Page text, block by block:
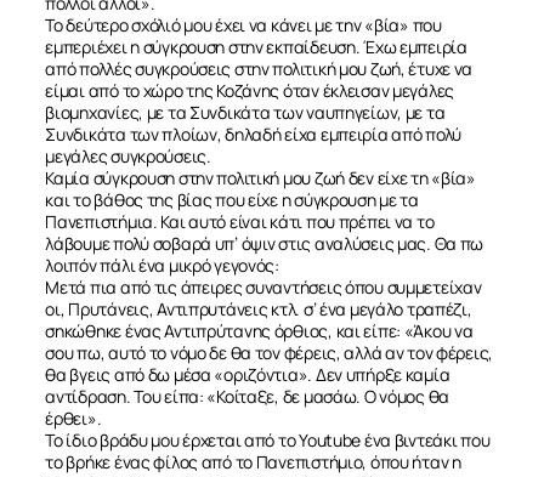
Το δεύτερο σχόλιό μου έχει να κάνει με την «βία» που
εμπεριέχει η σύγκρουση στην εκπαίδευση. Έχω εμπειρία
από πολλές συγκρούσεις στην πολιτική μου ζωή, έτυχε να
είμαι από το χώρο της Κοζάνης όταν έκλεισαν μεγάλες
βιομηχανίες, με τα Συνδικάτα των ναυπηγείων, με τα
Συνδικάτα των πλοίων, δηλαδή είχα εμπειρία από πολύ
μεγάλες συγκρούσεις.
Καμία σύγκρουση στην πολιτική μου ζωή δεν είχε τη «βία»
και το βάθος της βίας που είχε η σύγκρουση με τα
Πανεπιστήμια. Και αυτό είναι κάτι που πρέπει να το
λάβουμε πολύ σοβαρά υπ’ όψιν στις αναλύσεις μας. Θα πω
λοιπόν πάλι ένα μικρό γεγονός:
Μετά πια από τις άπειρες συναντήσεις όπου συμμετείχαν
οι, Πρυτάνεις, Αντιπρυτάνεις κτλ. σ’ ένα μεγάλο τραπέζι,
σηκώθηκε ένας Αντιπρύτανης όρθιος, και είπε: «Άκου να
σου πω, αυτό το νόμο δε θα τον φέρεις, αλλά αν τον φέρεις,
θα βγεις από δω μέσα «οριζόντια». Δεν υπήρξε καμία
αντίδραση. Του είπα: «Κοίταξε, δε μασάω. Ο νόμος θα
έρθει».
Το ίδιο βράδυ μου έρχεται από το Youtube ένα βιντεάκι που
το βρήκε ένας φίλος από το Πανεπιστήμιο, όπου ήταν η